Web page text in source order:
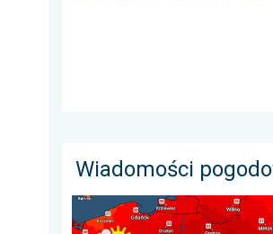
Wiadomości
Nawet 40 stopni w cieniu i